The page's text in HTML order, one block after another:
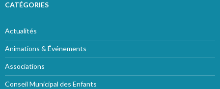
CATÉGORIES
Actualités
Animations & Événements
Associations
Conseil Municipal des Enfants